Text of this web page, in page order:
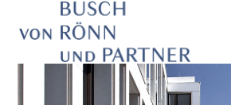
mobile
menu
mobile
menu